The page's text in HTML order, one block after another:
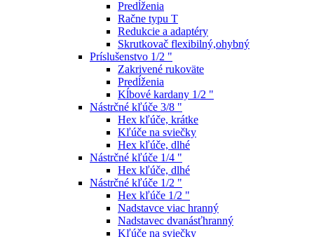
Predĺženia
Račne typu T
Redukcie a adaptéry
Skrutkovač flexibilný,ohybný
Príslušenstvo 1/2 "
Zakrivené rukoväte
Predĺženia
Kĺbové kardany 1/2 "
Nástrčné kľúče 3/8 "
Hex kľúče, krátke
Kľúče na sviečky
Hex kľúče, dlhé
Nástrčné kľúče 1/4 "
Hex kľúče, dlhé
Nástrčné kľúče 1/2 "
Hex kľúče 1/2 "
Nadstavce viac hranný
Nadstavec dvanásťhranný
Kľúče na sviečky